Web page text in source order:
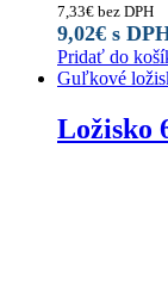
7,33€ bez DPH
9,02€ s
Pridať do
Guľkové
Ložisko